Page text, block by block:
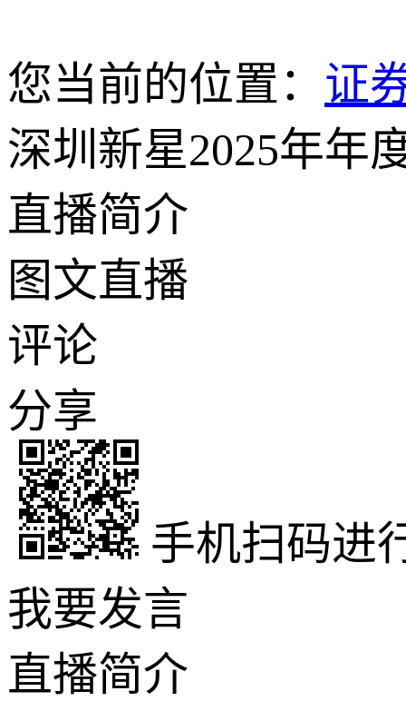
您当前的位置： 证
深圳新星2025年年
直播简介
图文直播
评论
分享
手机扫码进
我要发言
直播简介